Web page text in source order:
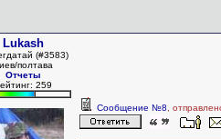
Lukash
(#3583)
полтава
Отчеты
259
Сообщение №8 ,